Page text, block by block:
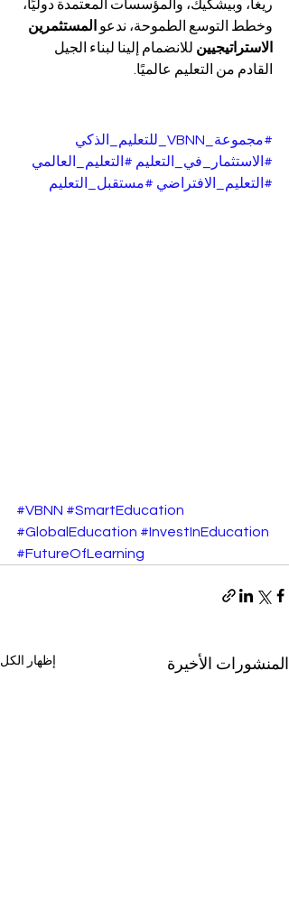
ريغا، وبيشكيك، والمؤسسات المعتمدة دوليًا،
وخطط التوسع الطموحة، ندعو المستثمرين
الاستراتيجيين للانضمام إلينا لبناء الجيل
القادم من التعليم عالميًا.
#مجموعة_VBNN_للتعليم_الذكي
#الاستثمار_في_التعليم #التعليم_العالمي
#التعليم_الافتراضي #مستقبل_التعليم
#VBNN #SmartEducation
#GlobalEducation #InvestInEducation
#FutureOfLearning
المنشورات الأخيرة إظهار الكل